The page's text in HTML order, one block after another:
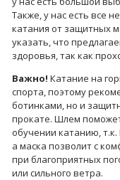
Также, у нас есть все
катания от защитных
указать, что
здоровья, так как
Важно! Катание на
спорта, поэтому
ботинками, но и
прокате. Шлем
обучении катанию,
а маска позволит с
при благоприятных
или сильного ветра.